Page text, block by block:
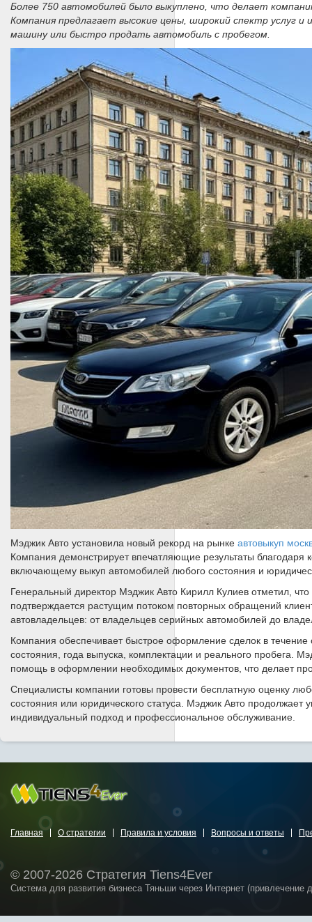
Более 750 автомобилей было выкуплено, что делает
Компания предлагает высокие цены, широкий спектр услуг
машину или быстро продать автомобиль с пробегом.
Мэджик Авто установила новый рекорд на рынке автовыкуп
Компания демонстрирует впечатляющие результаты благодаря
включающему выкуп автомобилей любого состояния и
Генеральный директор Мэджик Авто Кирилл Кулиев отметил,
подтверждается растущим потоком повторных обращений
автовладельцев: от владельцев серийных автомобилей до
Компания обеспечивает быстрое оформление сделок в течение
состояния, года выпуска, комплектации и реального пробега.
помощь в оформлении необходимых документов, что делает
Специалисты компании готовы провести бесплатную оценку
состояния или юридического статуса. Мэджик Авто
индивидуальный подход и профессиональное обслуживание.
Главная О стратегии Правила и условия Вопросы и ответы
© 2007-2026 Стратегия Tiens4Ever
Система для развития бизнеса Тяньши через Интернет (привлечение